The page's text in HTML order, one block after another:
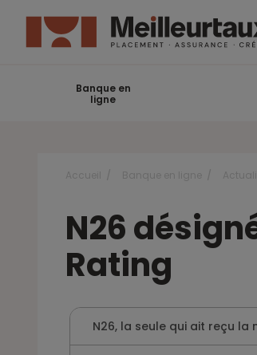
Banque en
ligne
N26
Rating
N26, la seule qui ait reçu la